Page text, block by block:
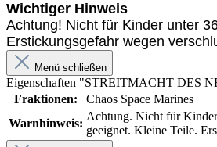
Wichtiger Hinweis
Achtung! Nicht für Kinder unter
Erstickungsgefahr wegen
Menü schließen
Eigenschaften "STREITMACHT DES
Fraktionen:
Chaos Space Marines
Warnhinweis:
Achtung. Nicht für
geeignet. Kleine Teile.